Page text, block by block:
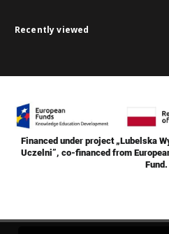
Recently viewed
Financed under project „Lubelska
Uczelni”, co-financed from
Fund.